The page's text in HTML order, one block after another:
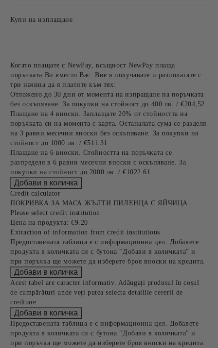
Купи на изплащане
Когато плащате с NewPay, всъщност NewPay плаща
поръчката Ви вместо Вас. Вие я получавате и разполагате с
три начина да я платите към тях:
Отложено до 30 дни от момента на изпращане на поръчката
без оскъпяване. За покупки на стойност до 400 лв. / €204,52
Плащане на 4 вноски. Заплащате 20% от стойността на
поръчката си на момента с карта. Останалата сума се разделя
на 3 равни месечни вноски без оскъпяване. За покупки на
стойност до 1000 лв. / €511.31
Плащане на 6 вноски. Стойността на поръчката се
разпределя в 6 равни месечни вноски с оскъпяване. За
покупки на стойност до 2000 лв. / €1022.61
Credit calculator
ПОКРИВКА ЗА МАСА ЖЪЛТИ ПИЛЕНЦА С ЯЙЧИЦА
Please select credit institution
Цена на продукта: €9.20
Extraction of information from credit institutions
Предоставената таблица е с информационна цел. Добавете
продукта в количката си с бутона "Добави в количката" и
при поръчка ще можете да изберете броя вноски на кредита.
Acest tabel are caracter informativ. Adăugați produsul în coșul
de cumpărături unde veți putea selecta detaliile cererii de
creditare.
Предоставената таблица е с информационна цел. Добавете
продукта в количката си с бутона "Добави в количката" и
при поръчка ще можете да изберете броя вноски на кредита.